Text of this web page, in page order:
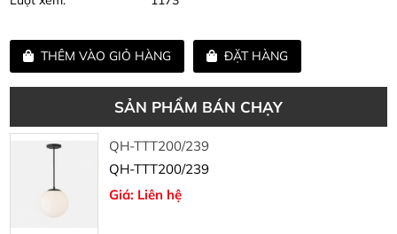
THÊM VÀO GIỎ HÀNG ĐẶT HÀNG
SẢN PHẨM BÁN CHẠY
QH-TTT200/239
QH-TTT200/239
Giá: Liên hệ